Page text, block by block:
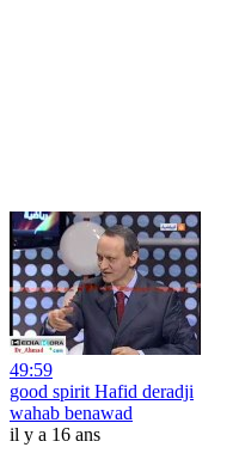
49:59
good spirit Hafid deradji
wahab benawad
il y a 16 ans